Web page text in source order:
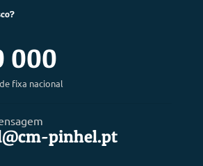
000
fixa nacional
pinhel.pt